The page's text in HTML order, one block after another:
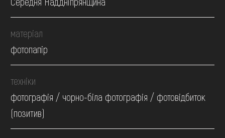
матеріал
фотопапір
техніки
фотографія / чорно-біла фотографія / фотовідбиток
(позитив)